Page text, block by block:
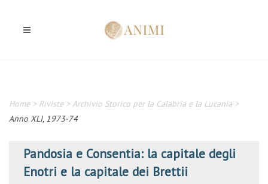
Home> Riviste> Archivio Storico per la Calabria e la Lucania >
Anno XLI, 1973-74
Pandosia e Consentia: la capitale degli
Enotri e la capitale dei Brettii